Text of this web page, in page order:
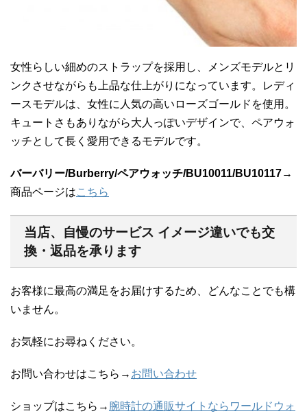
女性らしい細めのストラップを採用し、メンズモデルとリ
ンクさせながらも上品な仕上がりになっています。レディ
ースモデルは、女性に人気の高いローズゴールドを使用。
キュートさもありながら大人っぽいデザインで、ペアウォ
ッチとして長く愛用できるモデルです。
バーバリー/Burberry/ペアウォッチ/BU10011/BU10117→
商品ページはこちら
当店、自慢のサービス イメージ違いでも交
換・返品を承ります
お客様に最高の満足をお届けするため、どんなことでも構
いません。
お気軽にお尋ねください。
お問い合わせはこちら→ お問い合わせ
ショップはこちら→ 腕時計の通販サイトならワールドウォ